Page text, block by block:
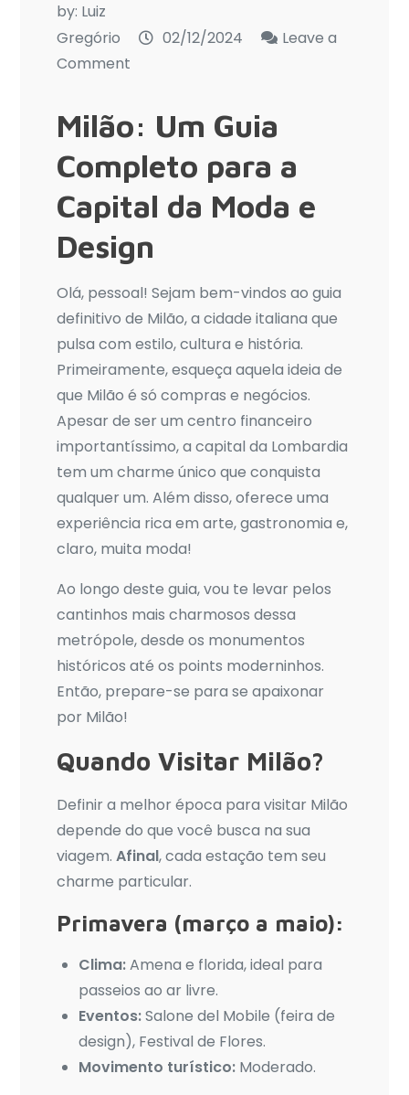
by: Luiz
Gregório
02/12/2024
Leave a
Comment
fazer
em
Milão,
Itália
Milão: Um Guia
Completo para a
Capital da Moda e
Design
Olá, pessoal! Sejam bem-vindos ao guia
definitivo de Milão, a cidade italiana que
pulsa com estilo, cultura e história.
Primeiramente, esqueça aquela ideia de
que Milão é só compras e negócios.
Apesar de ser um centro financeiro
importantíssimo, a capital da Lombardia
tem um charme único que conquista
qualquer um. Além disso, oferece uma
experiência rica em arte, gastronomia e,
claro, muita moda!
Ao longo deste guia, vou te levar pelos
cantinhos mais charmosos dessa
metrópole, desde os monumentos
históricos até os points moderninhos.
Então, prepare-se para se apaixonar
por Milão!
Quando Visitar Milão?
Definir a melhor época para visitar Milão
depende do que você busca na sua
viagem.Afinal, cada estação tem seu
charme particular.
Primavera (março a maio):
Clima:Amena e florida, ideal para
passeios ao ar livre.
Eventos:Salone del Mobile (feira de
design), Festival de Flores.
Movimento turístico: Moderado.